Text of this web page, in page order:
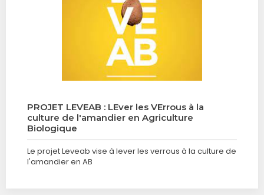
PROJET LEVEAB : LEver les VErrous à la
culture de l'amandier en Agriculture
Biologique
Le projet Leveab vise à lever les verrous à la culture de
l'amandier en AB